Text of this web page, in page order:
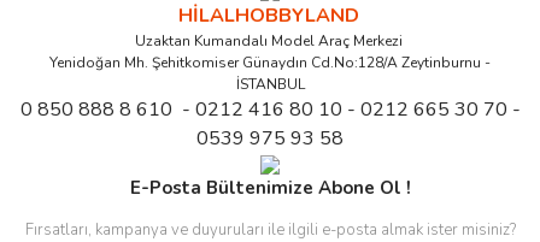
HİLALHOBBYLAND
Uzaktan Kumandalı Model Araç Merkezi
Yenidoğan Mh. Şehitkomiser Günaydın Cd.No:128/A Zeytinburnu -
İSTANBUL
0 850 888 8 610 - 0212 416 80 10 - 0212 665 30 70 -
0539 975 93 58
E-Posta Bültenimize Abone Ol !
Fırsatları, kampanya ve duyuruları ile ilgili e-posta almak ister misiniz?